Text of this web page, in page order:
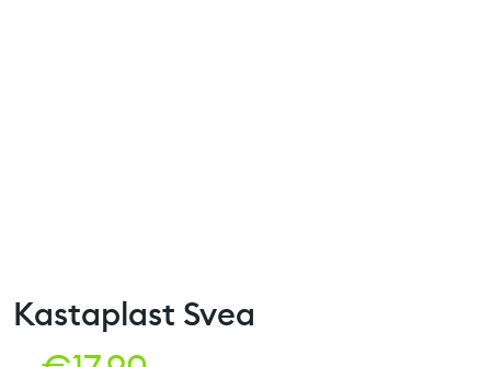
Kastaplast Svea